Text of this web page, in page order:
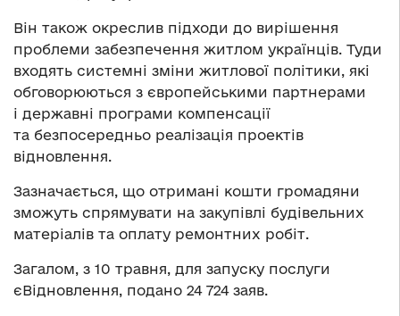
Він також окреслив підходи до вирішення
проблеми забезпечення житлом українців. Туди
входять системні зміни житлової політики, які
обговорюються з європейськими партнерами
і державні програми компенсації
та безпосередньо реалізація проектів
відновлення.
Зазначається, що отримані кошти громадяни
зможуть спрямувати на закупівлі будівельних
матеріалів та оплату ремонтних робіт.
Загалом, з 10 травня, для запуску послуги
єВідновлення, подано 24 724 заяв.